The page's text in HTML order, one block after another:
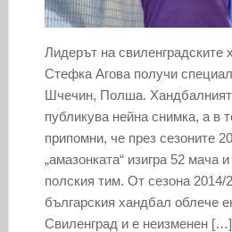
Лидерът на свиленградските
Стефка Агова получи
Шчечин, Полша.
публикува нейна снимка, а в
припомни, че през сезоните
„амазонката“ изигра 52 мача
полския тим. От сезона 2014/
българския хандбал облече
Свиленград и е неизменен […]